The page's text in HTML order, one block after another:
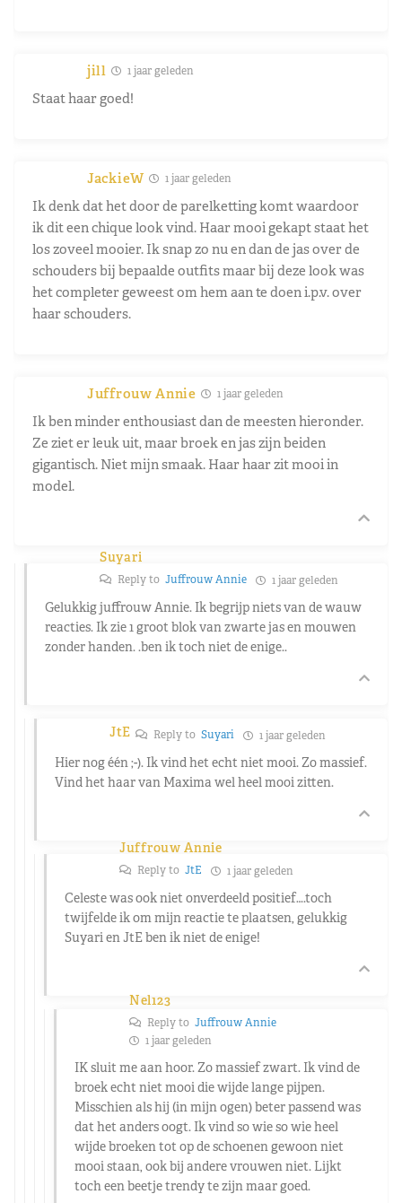
jill 1 jaar geleden
Staat haar goed!
JackieW 1 jaar geleden
Ik denk dat het door de parelketting komt waardoor
ik dit een chique look vind. Haar mooi gekapt staat het
los zoveel mooier. Ik snap zo nu en dan de jas over de
schouders bij bepaalde outfits maar bij deze look was
het completer geweest om hem aan te doen i.p.v. over
haar schouders.
Juffrouw Annie 1 jaar geleden
Ik ben minder enthousiast dan de meesten hieronder.
Ze ziet er leuk uit, maar broek en jas zijn beiden
gigantisch. Niet mijn smaak. Haar haar zit mooi in
model.
Suyari
Reply to Juffrouw Annie 1 jaar geleden
Gelukkig juffrouw Annie. Ik begrijp niets van de wauw
reacties. Ik zie 1 groot blok van zwarte jas en mouwen
zonder handen. .ben ik toch niet de enige..
JtE Reply toSuyari 1 jaar geleden
Hier nog één ;-). Ik vind het echt niet mooi. Zo massief.
Vind het haar van Maxima wel heel mooi zitten.
Juffrouw Annie
Reply to JtE 1 jaar geleden
Celeste was ook niet onverdeeld positief….toch
twijfelde ik om mijn reactie te plaatsen, gelukkig
Suyari en JtE ben ik niet de enige!
Nel123
Reply to Juffrouw Annie
1 jaar geleden
IK sluit me aan hoor. Zo massief zwart. Ik vind de
broek echt niet mooi die wijde lange pijpen.
Misschien als hij (in mijn ogen) beter passend was
dat het anders oogt. Ik vind so wie so wie heel
wijde broeken tot op de schoenen gewoon niet
mooi staan, ook bij andere vrouwen niet. Lijkt
toch een beetje trendy te zijn maar goed.